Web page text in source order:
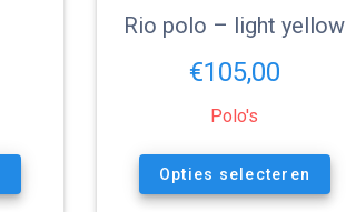
Rio polo – light yellow
€105,00
Polo's
Opties selecteren